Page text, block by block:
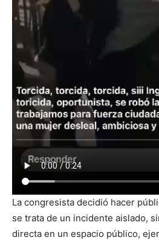
La congresista decidió hacer
se trata de un incidente aislado,
directa en un espacio público,